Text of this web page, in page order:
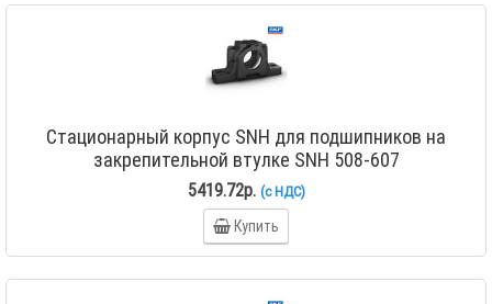
Стационарный корпус SNH для подшипников на
закрепительной втулке SNH 508-607
5419.72р. (с НДС)
Купить